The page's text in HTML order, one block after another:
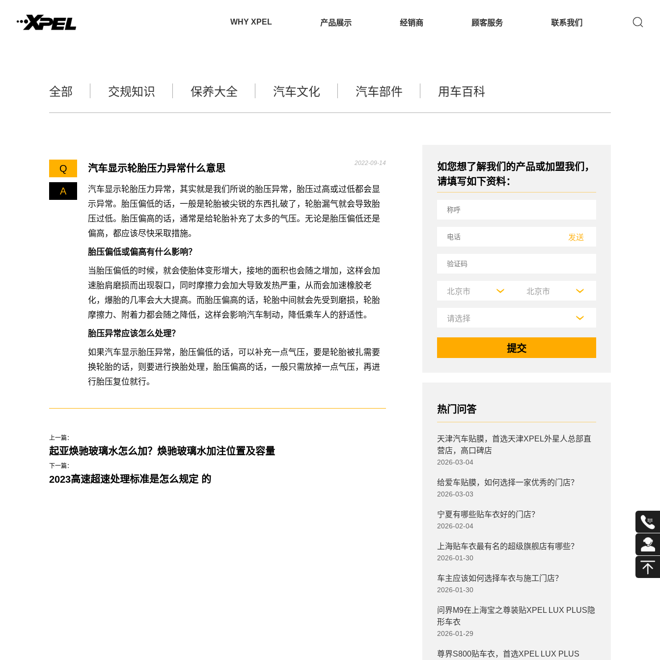
WHY XPEL 产品展示 经销商 顾客服务 联系我们
全部 交规知识 保养大全 汽车文化 汽车部件 用车百科
Q 汽车显示轮胎压力异常什么意思 2022-09-14
A
汽车显示轮胎压力异常，其实就是我们所说的胎压异常，胎压过高或过低都会显
示异常。胎压偏低的话，一般是轮胎被尖锐的东西扎破了，轮胎漏气就会导致胎
压过低。胎压偏高的话，通常是给轮胎补充了太多的气压。无论是胎压偏低还是
偏高，都应该尽快采取措施。
胎压偏低或偏高有什么影响？
当胎压偏低的时候，就会使胎体变形增大，接地的面积也会随之增加，这样会加
速胎肩磨损而出现裂口，同时摩擦力会加大导致发热严重，从而会加速橡胶老
化，爆胎的几率会大大提高。而胎压偏高的话，轮胎中间就会先受到磨损，轮胎
摩擦力、附着力都会随之降低，这样会影响汽车制动，降低乘车人的舒适性。
胎压异常应该怎么处理？
如果汽车显示胎压异常，胎压偏低的话，可以补充一点气压，要是轮胎被扎需要
换轮胎的话，则要进行换胎处理，胎压偏高的话，一般只需放掉一点气压，再进
行胎压复位就行。
上一篇：
起亚焕驰玻璃水怎么加？焕驰玻璃水加注位置及容量
下一篇：
2023高速超速处理标准是怎么规定 的
如您想了解我们的产品或加盟我们，
请填写如下资料：
发送
热门问答
天津汽车贴膜，首选天津XPEL外星人总部直
营店，高口碑店
2026-03-04
给爱车贴膜，如何选择一家优秀的门店？
2026-03-03
宁夏有哪些贴车衣好的门店？
2026-02-04
上海贴车衣最有名的超级旗舰店有哪些？
2026-01-30
车主应该如何选择车衣与施工门店？
2026-01-30
问界M9在上海宝之尊装贴XPEL LUX PLUS隐
形车衣
2026-01-29
尊界S800贴车衣，首选XPEL LUX PLUS